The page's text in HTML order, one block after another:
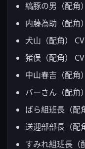
縞豚の男（配角
内藤為助（配角
犬山（配角）
猪俣（配角）
中山春吉（配角
バーさん（配角
ばら組班長（配
送迎部部長（配
すみれ組班長（